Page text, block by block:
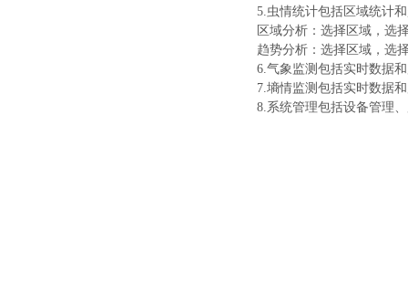
5.虫情统计包括区域统计
区域分析：选择区域，选
趋势分析：选择区域，选
6.气象监测包括实时数据
7.墒情监测包括实时数据
8.系统管理包括设备管理